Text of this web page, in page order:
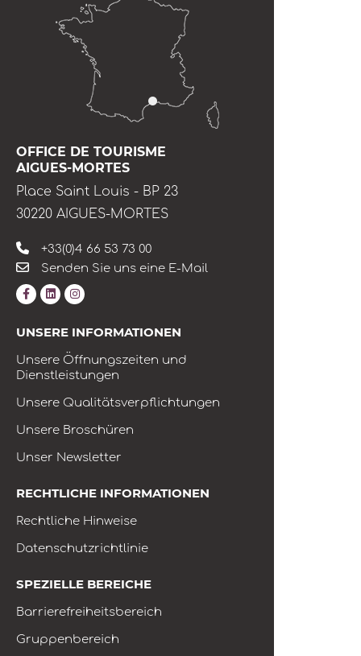
OFFICE DE TOURISME
AIGUES-MORTES
Place Saint Louis - BP 23
30220 AIGUES-MORTES
+33(0)4 66 53 73 00
Senden Sie uns eine E-Mail
UNSERE INFORMATIONEN
Unsere Öffnungszeiten und
Dienstleistungen
Unsere Qualitätsverpflichtungen
Unsere Broschüren
Unser Newsletter
RECHTLICHE INFORMATIONEN
Rechtliche Hinweise
Datenschutzrichtlinie
SPEZIELLE BEREICHE
Barrierefreiheitsbereich
Gruppenbereich